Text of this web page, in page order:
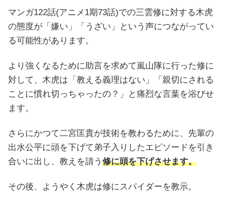
マンガ122話(アニメ1期73話)での三雲修に対する木虎
の態度が「嫌い」「うざい」という声につながってい
る可能性があります。
より強くなるために助言を求めて嵐山隊に行った修に
対して、木虎は「教える義理はない」「親切にされる
ことに慣れ切っちゃったの？」と痛烈な言葉を浴びせ
ます。
さらにかつて二宮匡貴が技術を教わるために、先輩の
出水公平に頭を下げて弟子入りしたエピソードを引き
合いに出し、教えを請う 修に頭を下げさせます。
その後、ようやく木虎は修にスパイダーを教示。